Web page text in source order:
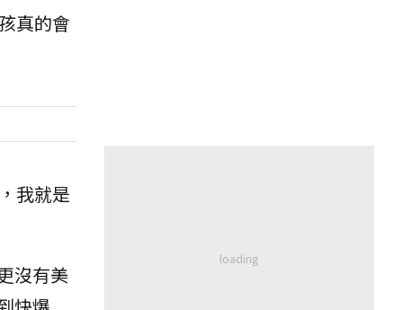
真的會
我就是
沒有美